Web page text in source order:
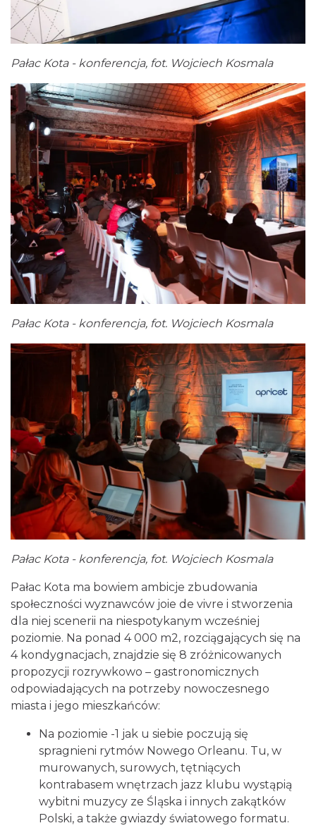
Pałac Kota - konferencja, fot. Wojciech Kosmala
Pałac Kota - konferencja, fot. Wojciech Kosmala
Pałac Kota - konferencja, fot. Wojciech Kosmala
Pałac Kota ma bowiem ambicje zbudowania
społeczności wyznawców joie de vivre i stworzenia
dla niej scenerii na niespotykanym wcześniej
poziomie. Na ponad 4 000 m2, rozciągających się na
4 kondygnacjach, znajdzie się 8 zróżnicowanych
propozycji rozrywkowo – gastronomicznych
odpowiadających na potrzeby nowoczesnego
miasta i jego mieszkańców:
Na poziomie -1 jak u siebie poczują się
spragnieni rytmów Nowego Orleanu. Tu, w
murowanych, surowych, tętniących
kontrabasem wnętrzach jazz klubu wystąpią
wybitni muzycy ze Śląska i innych zakątków
Polski, a także gwiazdy światowego formatu.